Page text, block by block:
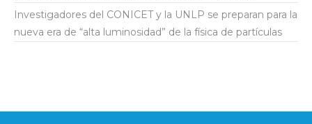
Investigadores del CONICET y la UNLP se preparan para la
nueva era de “alta luminosidad” de la física de partículas